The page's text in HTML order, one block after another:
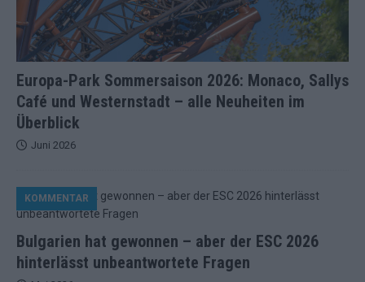
Europa-Park Sommersaison 2026: Monaco, Sallys
Café und Westernstadt – alle Neuheiten im
Überblick
Juni 2026
Bulgarien hat gewonnen – aber der ESC 2026
hinterlässt unbeantwortete Fragen
KOMMENTAR